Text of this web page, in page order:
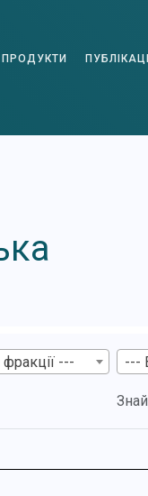
ПРОДУКТИ
фракції --- ---